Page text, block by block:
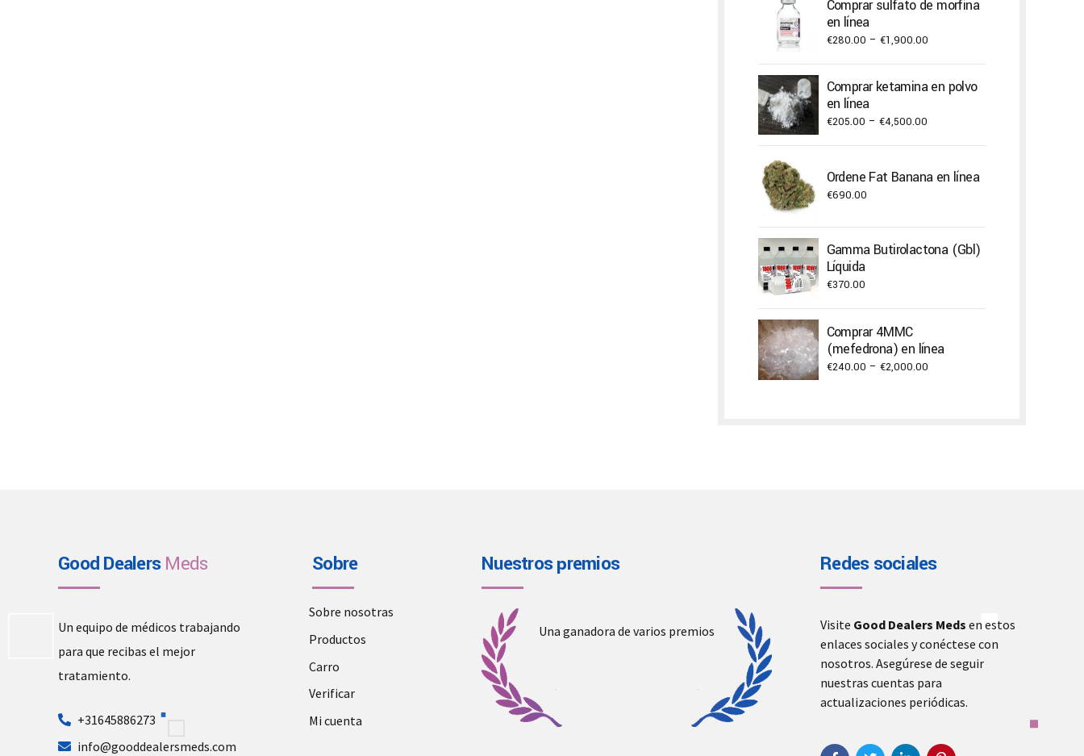
Comprar sulfato de morfina
en línea
€280.00 – €1,900.00Price
€280.00
through
Comprar ketamina en polvo
en línea
€205.00 – €4,500.00Price
through
Ordene Fat Banana en línea
€690.00
Gamma Butirolactona (Gbl)
Líquida
€370.00
Comprar 4MMC
(mefedrona) en línea
€240.00 – €2,000.00Price
Good DealersMeds
Un equipo de médicos trabajando
para que recibas el mejor
tratamiento.
+31645886273
info@gooddealersmeds.com
Sobre
Sobre nosotras
Productos
Carro
Verificar
Mi cuenta
Nuestros premios
Una ganadora de varios premios
Redes sociales
Visite Good Dealers Meds en estos
enlaces sociales y conéctese con
nosotros. Asegúrese de seguir
nuestras cuentas para
actualizaciones periódicas.